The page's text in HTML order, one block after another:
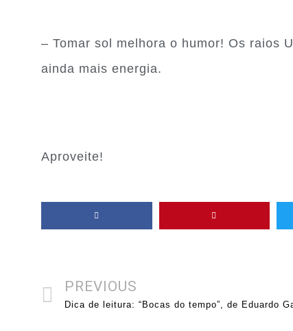
– Tomar sol melhora o humor! Os raios
ainda mais energia.
Aproveite!
PREVIOUS
Dica de leitura: “Bocas do tempo”, de Eduardo